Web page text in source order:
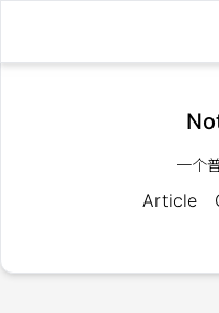
一个
Article